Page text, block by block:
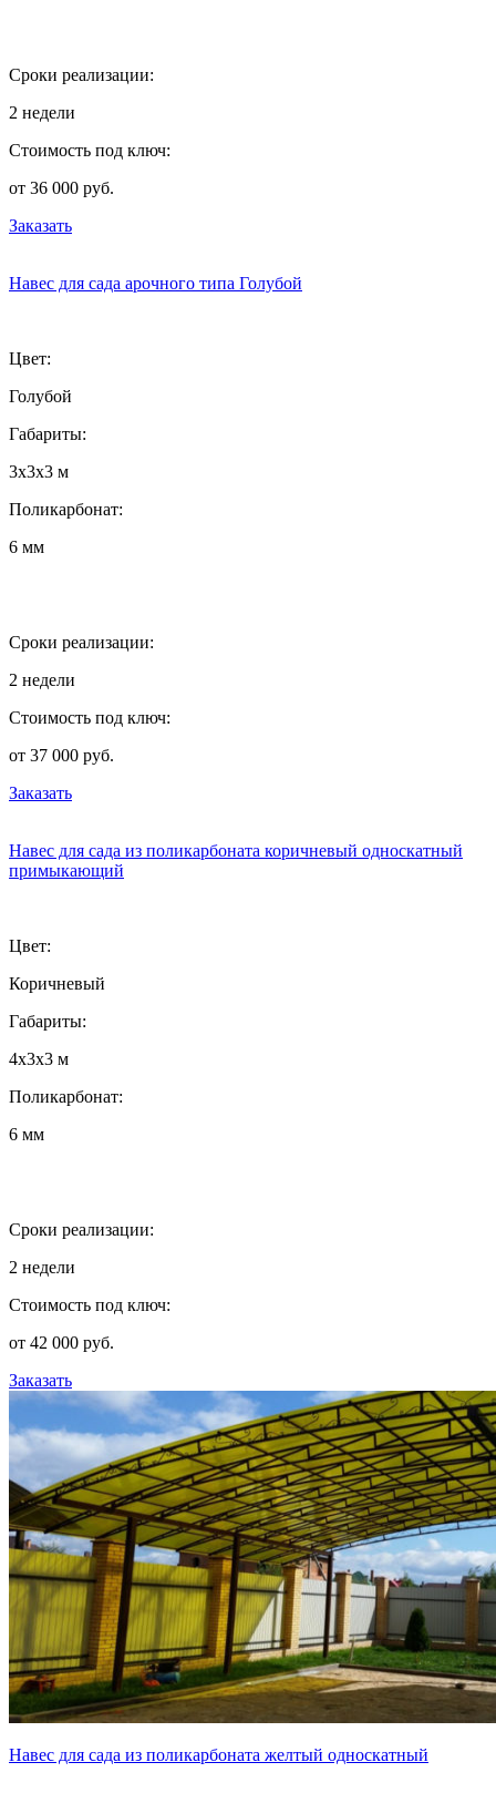
Сроки реализации:
2 недели
Стоимость под ключ:
от 36 000 руб.
Заказать
Навес для сада арочного типа Голубой
Цвет:
Голубой
Габариты:
3х3х3 м
Поликарбонат:
6 мм
Сроки реализации:
2 недели
Стоимость под ключ:
от 37 000 руб.
Заказать
Навес для сада из поликарбоната коричневый односкатный
примыкающий
Цвет:
Коричневый
Габариты:
4х3х3 м
Поликарбонат:
6 мм
Сроки реализации:
2 недели
Стоимость под ключ:
от 42 000 руб.
Заказать
Навес для сада из поликарбоната желтый односкатный